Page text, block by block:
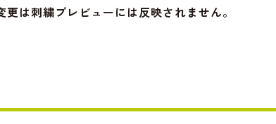
更は刺繍プレビューには反映されません。